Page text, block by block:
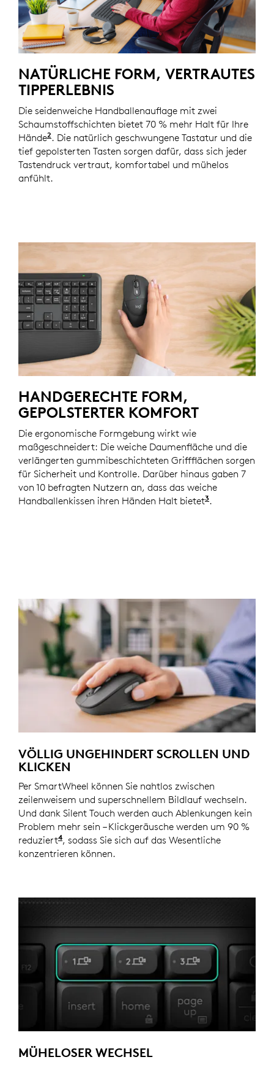
NATÜRLICHE FORM, VERTRAUTES
TIPPERLEBNIS
Die seidenweiche Handballenauflage mit zwei
Schaumstoffschichten bietet 70 % mehr Halt für Ihre
Hände2 Basierend auf einer Studie des Logitech
. Die natürlich geschwungene Tastatur und die
tief gepolsterten Tasten sorgen dafür, dass sich jeder
Tastendruck vertraut, komfortabel und mühelos
anfühlt.
HANDGERECHTE FORM,
GEPOLSTERTER KOMFORT
Die ergonomische Formgebung wirkt wie
maßgeschneidert: Die weiche Daumenfläche und die
verlängerten gummibeschichteten Griffflächen sorgen
für Sicherheit und Kontrolle. Darüber hinaus gaben 7
von 10 befragten Nutzern an, dass das weiche
Handballenkissen ihren Händen Halt bietet3Basierend
.
VÖLLIG UNGEHINDERT SCROLLEN UND
KLICKEN
Per SmartWheel können Sie nahtlos zwischen
zeilenweisem und superschnellem Bildlauf wechseln.
Und dank Silent Touch werden auch Ablenkungen kein
Problem mehr sein – Klickgeräusche werden um 90 %
reduziert4Klickgeräusche werden im Vergleich zur
, sodass Sie sich auf das Wesentliche
konzentrieren können.
MÜHELOSER WECHSEL